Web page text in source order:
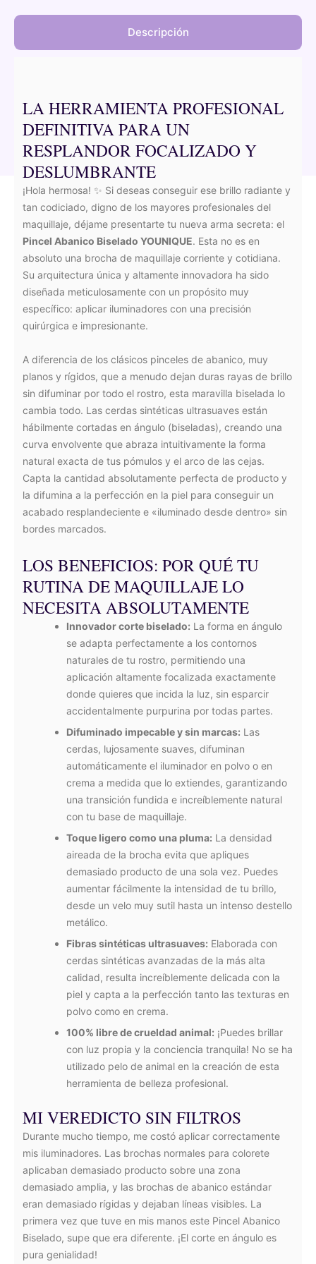
Descripción
LA HERRAMIENTA PROFESIONAL
DEFINITIVA PARA UN
RESPLANDOR FOCALIZADO Y
DESLUMBRANTE
¡Hola hermosa! ✨ Si deseas conseguir ese brillo radiante y
tan codiciado, digno de los mayores profesionales del
maquillaje, déjame presentarte tu nueva arma secreta: el
Pincel Abanico Biselado YOUNIQUE. Esta no es en
absoluto una brocha de maquillaje corriente y cotidiana.
Su arquitectura única y altamente innovadora ha sido
diseñada meticulosamente con un propósito muy
específico: aplicar iluminadores con una precisión
quirúrgica e impresionante.
A diferencia de los clásicos pinceles de abanico, muy
planos y rígidos, que a menudo dejan duras rayas de brillo
sin difuminar por todo el rostro, esta maravilla biselada lo
cambia todo. Las cerdas sintéticas ultrasuaves están
hábilmente cortadas en ángulo (biseladas), creando una
curva envolvente que abraza intuitivamente la forma
natural exacta de tus pómulos y el arco de las cejas.
Capta la cantidad absolutamente perfecta de producto y
la difumina a la perfección en la piel para conseguir un
acabado resplandeciente e «iluminado desde dentro» sin
bordes marcados.
LOS BENEFICIOS: POR QUÉ TU
RUTINA DE MAQUILLAJE LO
NECESITA ABSOLUTAMENTE
Innovador corte biselado: La forma en ángulo
se adapta perfectamente a los contornos
naturales de tu rostro, permitiendo una
aplicación altamente focalizada exactamente
donde quieres que incida la luz, sin esparcir
accidentalmente purpurina por todas partes.
Difuminado impecable y sin marcas: Las
cerdas, lujosamente suaves, difuminan
automáticamente el iluminador en polvo o en
crema a medida que lo extiendes, garantizando
una transición fundida e increíblemente natural
con tu base de maquillaje.
Toque ligero como una pluma: La densidad
aireada de la brocha evita que apliques
demasiado producto de una sola vez. Puedes
aumentar fácilmente la intensidad de tu brillo,
desde un velo muy sutil hasta un intenso destello
metálico.
Fibras sintéticas ultrasuaves: Elaborada con
cerdas sintéticas avanzadas de la más alta
calidad, resulta increíblemente delicada con la
piel y capta a la perfección tanto las texturas en
polvo como en crema.
100% libre de crueldad animal: ¡Puedes brillar
con luz propia y la conciencia tranquila! No se ha
utilizado pelo de animal en la creación de esta
herramienta de belleza profesional.
MI VEREDICTO SIN FILTROS
Durante mucho tiempo, me costó aplicar correctamente
mis iluminadores. Las brochas normales para colorete
aplicaban demasiado producto sobre una zona
demasiado amplia, y las brochas de abanico estándar
eran demasiado rígidas y dejaban líneas visibles. La
primera vez que tuve en mis manos este Pincel Abanico
Biselado, supe que era diferente. ¡El corte en ángulo es
pura genialidad!